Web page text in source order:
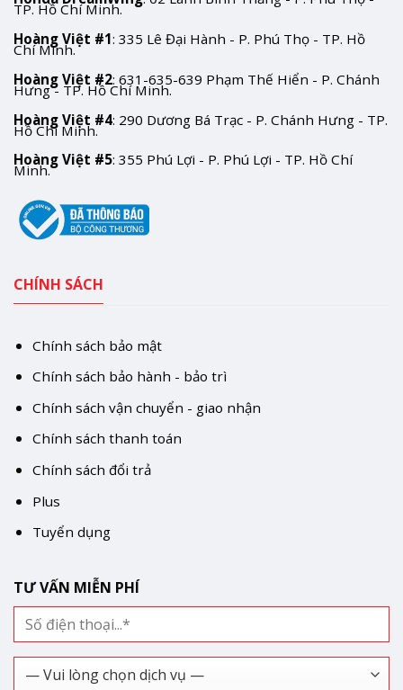
TP. Hồ Chí Minh.
Hoàng Việt #1: 335 Lê Đại Hành - P. Phú Thọ - TP. Hồ
Chí Minh.
Hoàng Việt #2: 631-635-639 Phạm Thế Hiển - P. Chánh
Hưng - TP. Hồ Chí Minh.
Hoàng Việt #4: 290 Dương Bá Trạc - P. Chánh Hưng - TP.
Hồ Chí Minh.
Hoàng Việt #5: 355 Phú Lợi - P. Phú Lợi - TP. Hồ Chí
Minh.
CHÍNH SÁCH
Chính sách bảo mật
Chính sách bảo hành - bảo trì
Chính sách vận chuyển - giao nhận
Chính sách thanh toán
Chính sách đổi trả
Plus
Tuyển dụng
TƯ VẤN MIỄN PHÍ